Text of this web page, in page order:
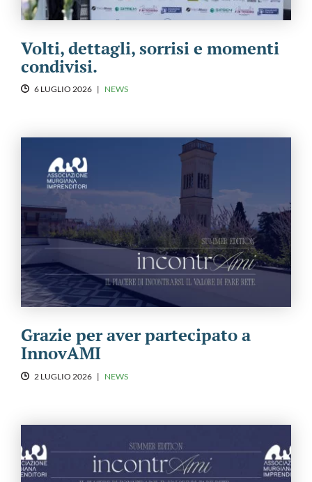
Volti, dettagli, sorrisi e momenti
condivisi.
6 LUGLIO 2026 | NEWS
Grazie per aver partecipato a
InnovAMI
2 LUGLIO 2026 | NEWS